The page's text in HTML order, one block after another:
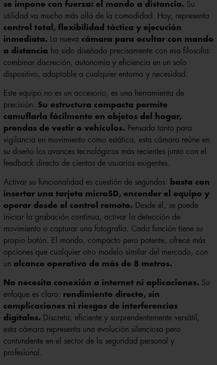
se impone con fuerza: el mando a distancia.Su
utilidad va mucho más allá de la comodidad. Hoy, representa
control total, flexibilidad táctica y ejecución
inmediata.La nueva cámara para ocultar con mando
a distancia ha sido diseñada precisamente con esa filosofía:
combinar discreción, autonomía y eficiencia en un solo
dispositivo, adaptable a cualquier entorno y necesidad.
Este equipo no es un accesorio, es una herramienta de
precisión. Su estructura compacta permite
camuflarla fácilmente en objetos del hogar,
prendas de vestir o vehículos.Pensada tanto para
vigilancia en movimiento como estática, esta cámara reúne en
su diseño los avances tecnológicos más recientes junto con el
feedback directo de cientos de usuarios exigentes.
Activar su funcionalidad es cuestión de segundos:
basta con
insertar una tarjeta microSD, encender el equipo y
operar desde el control remoto.Desde él, se puede
iniciar la grabación continua, activar la detección de
movimiento o capturar una fotografía. Cada función tiene su
propio botón. El mando, compacto pero potente, ofrece más
opciones que cualquier otro modelo similar del mercado, con
un alcance operativo de más de 8 metros.
No necesita conexión a internet ni aplicaciones.Su
enfoque es claro: rendimiento directo, sin
complicaciones ni riesgos de interferencias
digitales.Discreta, eficiente y sorprendentemente versátil,
esta cámara representa una evolución silenciosa pero
contundente en el sector de la seguridad personal y
profesional.